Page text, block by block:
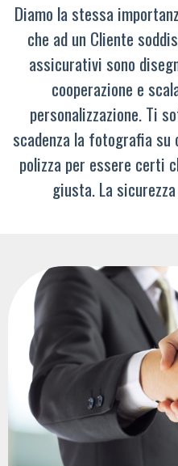
Diamo la stessa
che ad un Cliente
assicurativi sono
cooperazione e
personalizzazione. Ti
scadenza la fotografia
polizza per essere certi
giusta. La